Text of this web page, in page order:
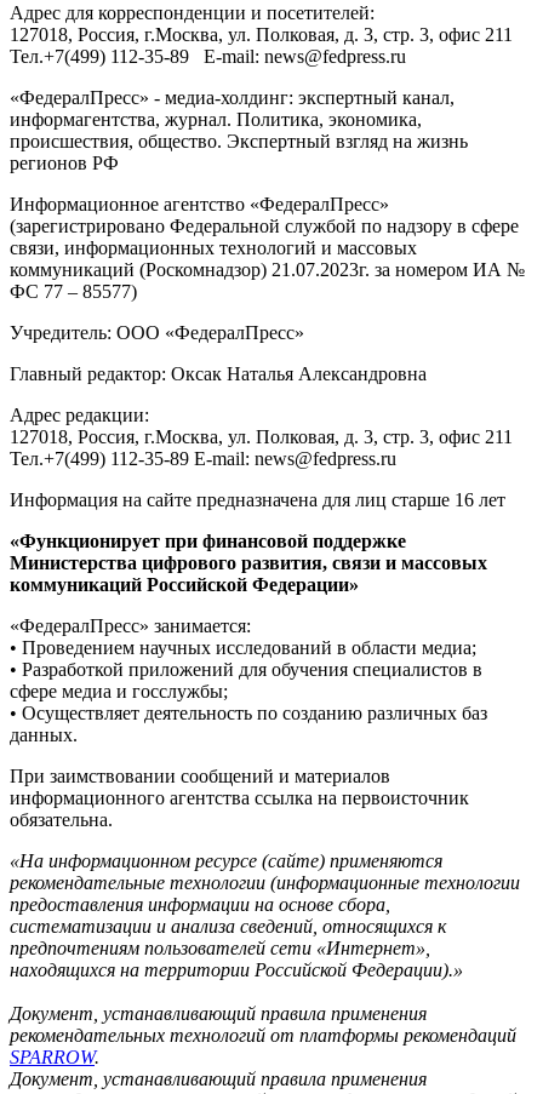
Адрес для корреспонденции и посетителей:
127018, Россия, г.Москва, ул. Полковая, д. 3, стр. 3, офис 211
Тел.+7(499) 112-35-89 E-mail: news@fedpress.ru
«ФедералПресс» - медиа-холдинг: экспертный канал,
информагентства, журнал. Политика, экономика,
происшествия, общество. Экспертный взгляд на жизнь
регионов РФ
Информационное агентство «ФедералПресс»
(зарегистрировано Федеральной службой по надзору в сфере
связи, информационных технологий и массовых
коммуникаций (Роскомнадзор) 21.07.2023г. за номером ИА №
ФС 77 – 85577)
Учредитель: ООО «ФедералПресс»
Главный редактор: Оксак Наталья Александровна
Адрес редакции:
127018, Россия, г.Москва, ул. Полковая, д. 3, стр. 3, офис 211
Тел.+7(499) 112-35-89 E-mail: news@fedpress.ru
Информация на сайте предназначена для лиц старше 16 лет
«Функционирует при финансовой поддержке
Министерства цифрового развития, связи и массовых
коммуникаций Российской Федерации»
«ФедералПресс» занимается:
• Проведением научных исследований в области медиа;
• Разработкой приложений для обучения специалистов в
сфере медиа и госслужбы;
• Осуществляет деятельность по созданию различных баз
данных.
При заимствовании сообщений и материалов
информационного агентства ссылка на первоисточник
обязательна.
«На информационном ресурсе (сайте) применяются
рекомендательные технологии (информационные технологии
предоставления информации на основе сбора,
систематизации и анализа сведений, относящихся к
предпочтениям пользователей сети «Интернет»,
находящихся на территории Российской Федерации).»
Документ, устанавливающий правила применения
рекомендательных технологий от платформы рекомендаций
SPARROW.
Документ, устанавливающий правила применения